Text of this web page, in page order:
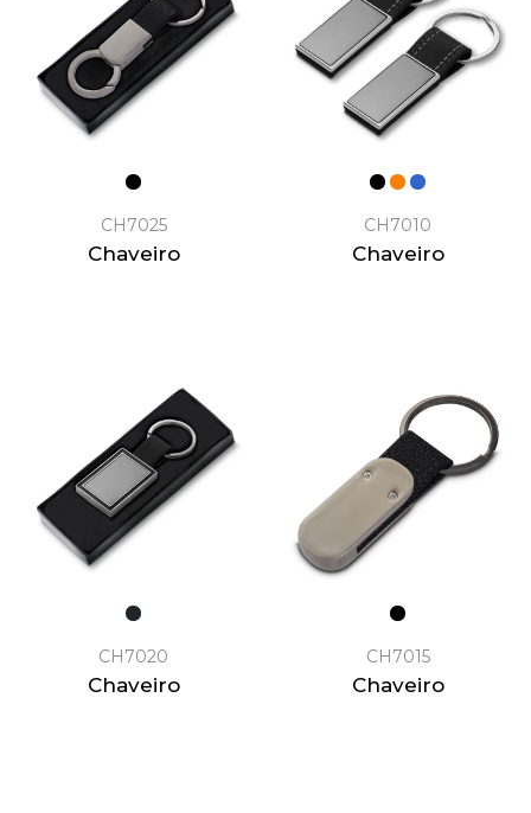
CH7025
Chaveiro
CH7010
Chaveiro
CH7020
Chaveiro
CH7015
Chaveiro